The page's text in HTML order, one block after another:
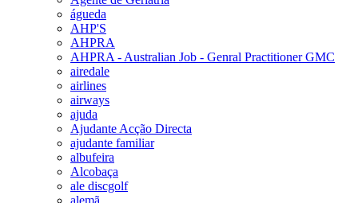
águeda
AHP'S
AHPRA
AHPRA - Australian Job - Genral Practitioner GMC
airedale
airlines
airways
ajuda
Ajudante Acção Directa
ajudante familiar
albufeira
Alcobaça
ale discgolf
alemã